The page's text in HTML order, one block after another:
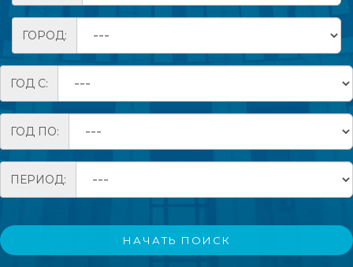
ГОРОД:
ГОД С:
ГОД ПО:
ПЕРИОД: